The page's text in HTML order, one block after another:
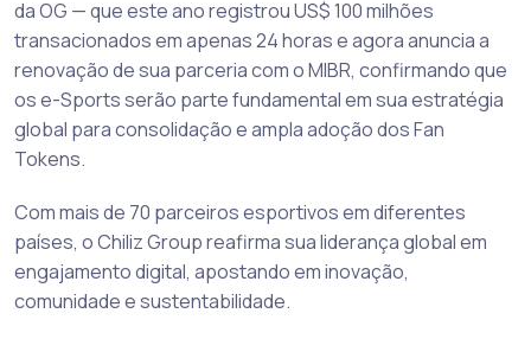
da OG — que este ano registrou US$ 100 milhões
transacionados em apenas 24 horas e agora anuncia a
renovação de sua parceria com o MIBR, confirmando que
os e-Sports serão parte fundamental em sua estratégia
global para consolidação e ampla adoção dos Fan
Tokens.
Com mais de 70 parceiros esportivos em diferentes
países, o Chiliz Group reafirma sua liderança global em
engajamento digital, apostando em inovação,
comunidade e sustentabilidade.